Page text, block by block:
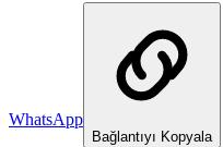
WhatsApp
Bağlantıyı Kopyala